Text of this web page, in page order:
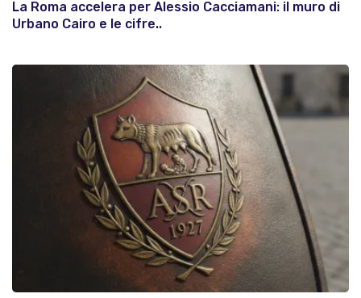
La Roma accelera per Alessio Cacciamani: il muro di
Urbano Cairo e le cifre..